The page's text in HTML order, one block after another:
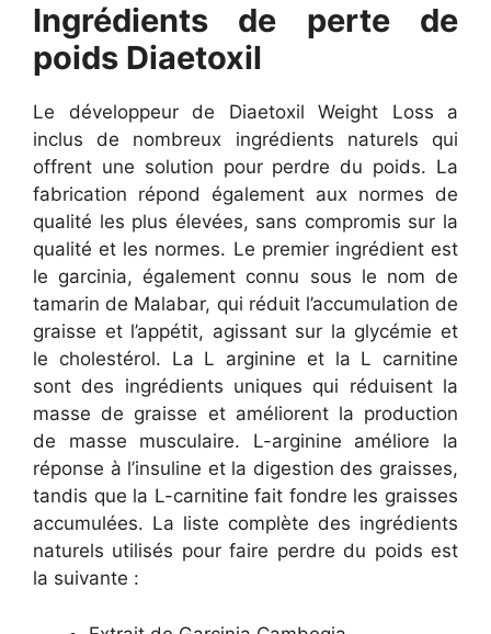
Ingrédients de perte de
poids Diaetoxil
Le développeur de Diaetoxil Weight Loss a
inclus de nombreux ingrédients naturels qui
offrent une solution pour perdre du poids. La
fabrication répond également aux normes de
qualité les plus élevées, sans compromis sur la
qualité et les normes. Le premier ingrédient est
le garcinia, également connu sous le nom de
tamarin de Malabar, qui réduit l’accumulation de
graisse et l’appétit, agissant sur la glycémie et
le cholestérol. La L arginine et la L carnitine
sont des ingrédients uniques qui réduisent la
masse de graisse et améliorent la production
de masse musculaire. L-arginine améliore la
réponse à l’insuline et la digestion des graisses,
tandis que la L-carnitine fait fondre les graisses
accumulées. La liste complète des ingrédients
naturels utilisés pour faire perdre du poids est
la suivante :